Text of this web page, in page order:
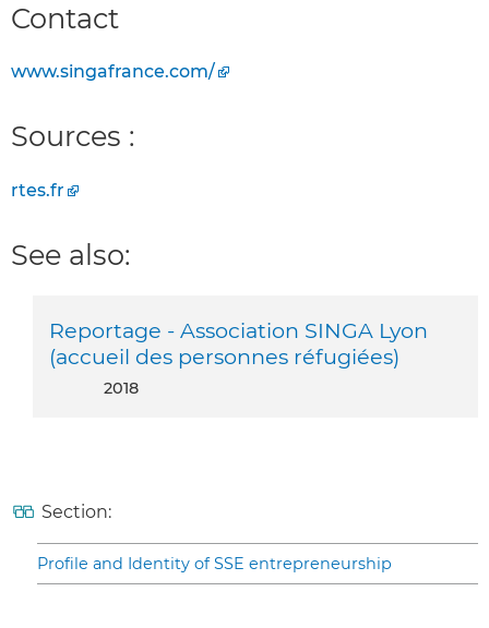
Contact
www.singafrance.com/
Sources :
rtes.fr
See also:
Reportage - Association SINGA Lyon
(accueil des personnes réfugiées)
2018
Section:
Profile and Identity of SSE entrepreneurship